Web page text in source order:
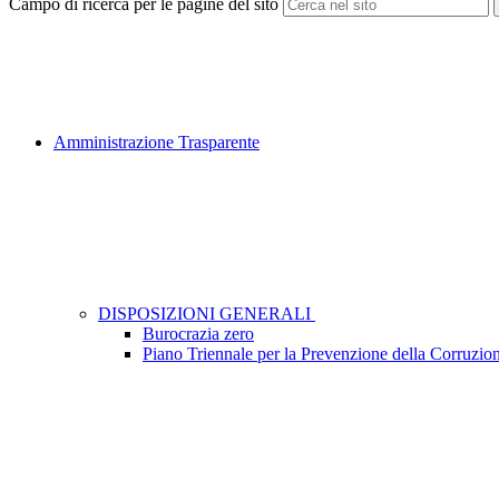
Campo di ricerca per le pagine del sito
Amministrazione Trasparente
DISPOSIZIONI GENERALI
Burocrazia zero
Piano Triennale per la Prevenzione della